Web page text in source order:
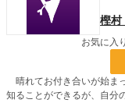
樫
お気に入
晴れてお付き合いが始ま
知ることができるが、自分